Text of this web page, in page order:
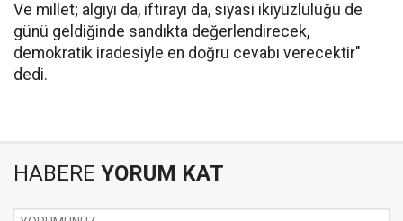
Ve millet; algıyı da, iftirayı da, siyasi ikiyüzlülüğü de
günü geldiğinde sandıkta değerlendirecek,
demokratik iradesiyle en doğru cevabı verecektir"
dedi.
HABERE YORUM KAT